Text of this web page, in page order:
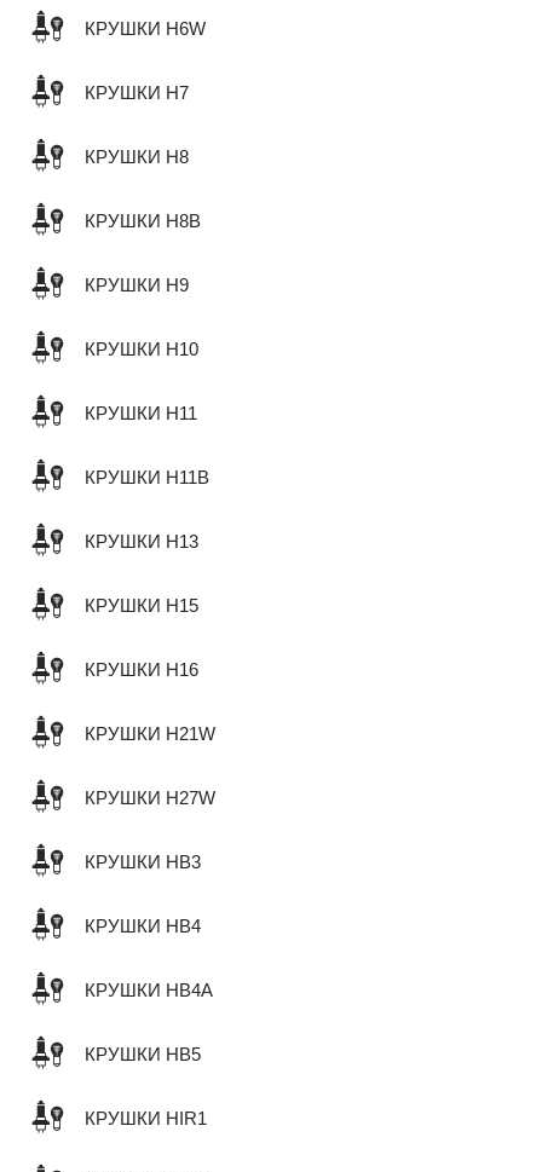
КРУШКИ H6W
КРУШКИ H7
КРУШКИ H8
КРУШКИ H8B
КРУШКИ H9
КРУШКИ H10
КРУШКИ H11
КРУШКИ H11B
КРУШКИ H13
КРУШКИ H15
КРУШКИ H16
КРУШКИ H21W
КРУШКИ H27W
КРУШКИ HB3
КРУШКИ HB4
КРУШКИ HB4A
КРУШКИ HB5
КРУШКИ HIR1